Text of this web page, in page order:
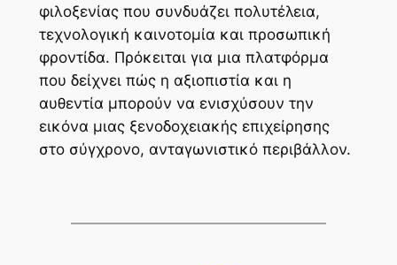
φιλοξενίας που συνδυάζει πολυτέλεια,
τεχνολογική καινοτομία και προσωπική
φροντίδα. Πρόκειται για μια πλατφόρμα
που δείχνει πώς η αξιοπιστία και η
αυθεντία μπορούν να ενισχύσουν την
εικόνα μιας ξενοδοχειακής επιχείρησης
στο σύγχρονο, ανταγωνιστικό περιβάλλον.